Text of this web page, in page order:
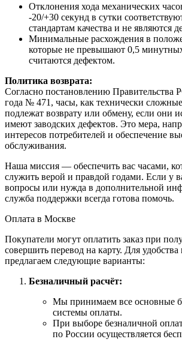
Отклонения хода механических
-20/+30 секунд в сутки
стандартам качества и не являются
Минимальные расхождения в
которые не превышают 0,5
считаются дефектом.
Политика возврата:
Согласно постановлению Правительства
года № 471, часы, как технически
подлежат возврату или обмену, если они
имеют заводских дефектов. Это мера,
интересов потребителей и обеспечение
обслуживания.
Наша миссия — обеспечить вас часами,
служить верой и правдой годами. Если у
вопросы или нужда в дополнительной
служба поддержки всегда готова помочь.
Оплата в Москве
Покупатели могут оплатить заказ при
совершить перевод на карту. Для
предлагаем следующие варианты:
Безналичный расчёт:
Мы принимаем все основные
системы оплаты.
При выборе безналичной
по России осуществляется